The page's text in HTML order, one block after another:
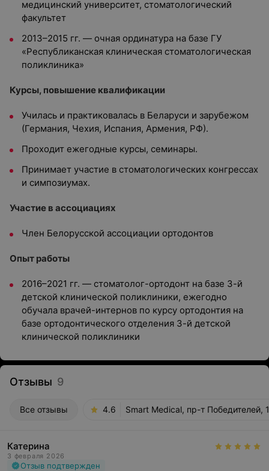
медицинский университет, стоматологический
факультет
2013–2015 гг. — очная ординатура на базе ГУ
«Республиканская клиническая стоматологическая
поликлиника»
Курсы, повышение квалификации
Училась и практиковалась в Беларуси и зарубежом
(Германия, Чехия, Испания, Армения, РФ).
Проходит ежегодные курсы, семинары.
Принимает участие в стоматологических конгрессах
и симпозиумах.
Участие в ассоциациях
Член Белорусской ассоциации ортодонтов
Опыт работы
2016–2021 гг. — стоматолог-ортодонт на базе 3-й
детской клинической поликлиники, ежегодно
обучала врачей-интернов по курсу ортодонтия на
базе ортодонтического отделения 3-й детской
клинической поликлиники
Отзывы 9
Все отзывы 4.6 Smart Medical, пр-т Победителей,
Катерина
3 февраля 2026
Отзыв подтвержден